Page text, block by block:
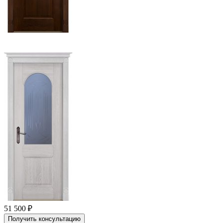
51 500 ₽
Получить консультацию